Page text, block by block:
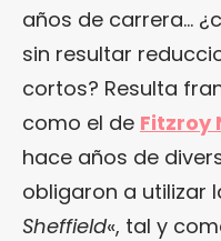
años de carrera…
sin resultar
cortos? Resulta
como el de Fitzroy
hace años de
obligaron a utilizar
Sheffield«, tal y